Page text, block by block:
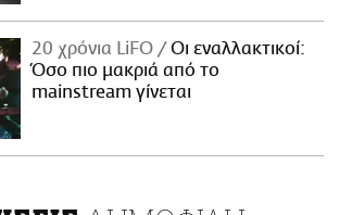
20 χρόνια LiFO
Οι εναλλακτικοί:
Όσο πιο μακριά από το
mainstream γίνεται